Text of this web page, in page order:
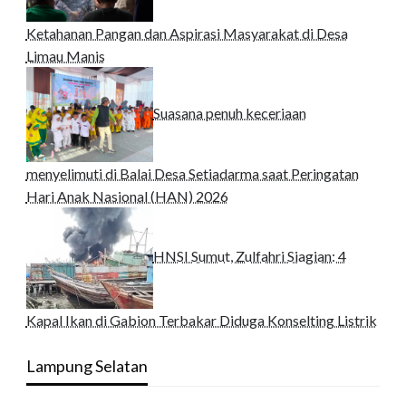
Ketahanan Pangan dan Aspirasi Masyarakat di Desa
Limau Manis
Suasana penuh keceriaan
menyelimuti di Balai Desa Setiadarma saat Peringatan
Hari Anak Nasional (HAN) 2026
HNSI Sumut, Zulfahri Siagian: 4
Kapal Ikan di Gabion Terbakar Diduga Konselting Listrik
Lampung Selatan